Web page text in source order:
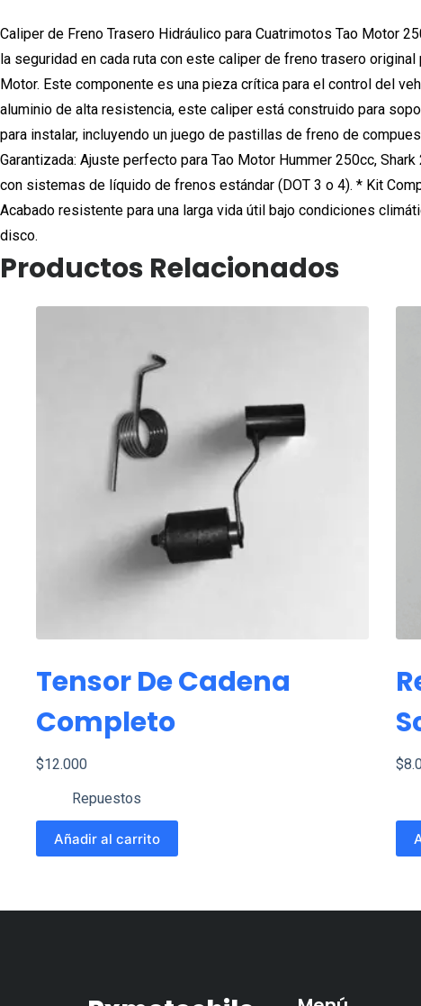
Caliper de Freno Trasero Hidráulico para Cuatrimotos Tao Motor
la seguridad en cada ruta con este caliper de freno trasero
Motor. Este componente es una pieza crítica para el control del
aluminio de alta resistencia, este caliper está construido para
para instalar, incluyendo un juego de pastillas de freno de
Garantizada: Ajuste perfecto para Tao Motor Hummer 250cc, Shark
con sistemas de líquido de frenos estándar (DOT 3 o 4). * Kit
Acabado resistente para una larga vida útil bajo condiciones
disco.
Productos Relacionados
Tensor De Cadena
Completo
$12.000
Repuestos
Añadir al carrito
$